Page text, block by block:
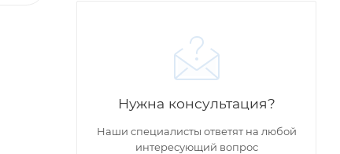
Нужна консультация?
Наши специалисты ответят на любой
интересующий вопрос